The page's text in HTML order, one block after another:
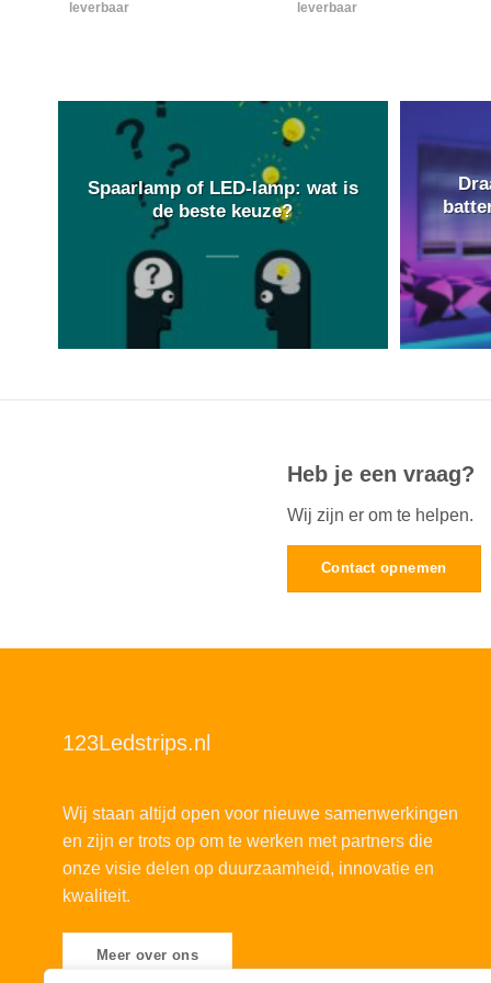
leverbaar leverbaar
Spaarlamp of LED-lamp: wat is
de beste keuze?
Heb je een vraag?
Wij zijn er om te helpen.
Contact opnemen
123Ledstrips.nl
Wij staan altijd open voor nieuwe samenwerkingen
en zijn er trots op om te werken met partners die
onze visie delen op duurzaamheid, innovatie en
kwaliteit.
Meer over ons